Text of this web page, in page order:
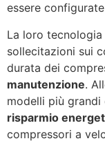
essere
La loro
sollecitazioni sui
durata dei
manutenzione.
modelli più
risparmio
compressori a